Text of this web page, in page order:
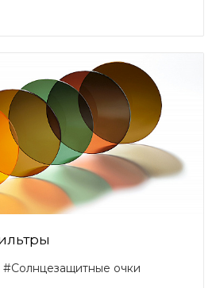
#Солнцезащитные очки